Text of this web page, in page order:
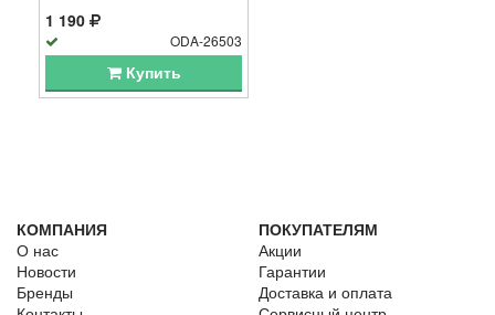
1 190
ODA-26503
Купить
КОМПАНИЯ
О нас
Новости
Бренды
ПОКУПАТЕЛЯМ
Акции
Гарантии
Доставка и оплата